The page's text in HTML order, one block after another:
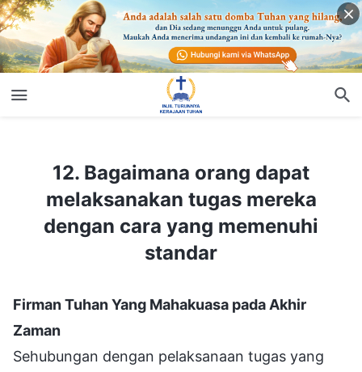
12. Bagaimana orang dapat
melaksanakan tugas mereka
dengan cara yang memenuhi
standar
Firman Tuhan Yang Mahakuasa pada Akhir
Zaman
Sehubungan dengan pelaksanaan tugas yang